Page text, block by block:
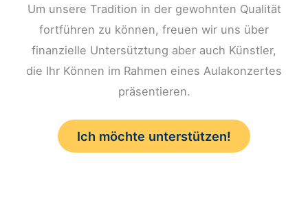
Um unsere Tradition in der gewohnten Qualität
fortführen zu können, freuen wir uns über
finanzielle Untersütztung aber auch Künstler,
die Ihr Können im Rahmen eines Aulakonzertes
präsentieren.
Ich möchte unterstützen!